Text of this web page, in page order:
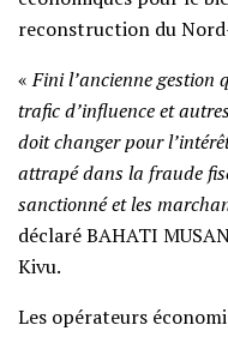
reconstruction du
«Fini l’ancienne gestion
trafic d’influence et
doit changer pour
attrapé dans la fraude
sanctionné et les
déclaré BAHATI
Kivu.
Les opérateurs